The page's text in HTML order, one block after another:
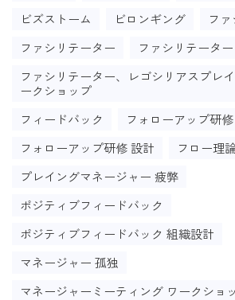
ビズストーム
ビロンギング
フ
ファシリテーター
ファシリテータ
ファシリテーター、レゴシリアスプレ
ークショップ
フィードバック
フォローアップ研
フォローアップ研修 設計
フロー理
プレイングマネージャー 疲弊
ポジティブフィードバック
ポジティブフィードバック 組織設計
マネージャー 孤独
マネージャーミーティング ワークショ